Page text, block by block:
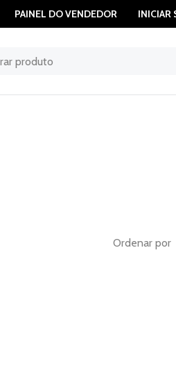
PAINEL DO VENDEDOR INICIAR
Ordenar por